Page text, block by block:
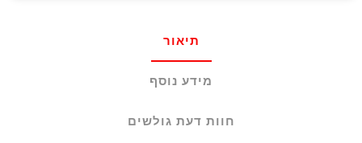
תיאור
מידע נוסף
חוות דעת גולשים